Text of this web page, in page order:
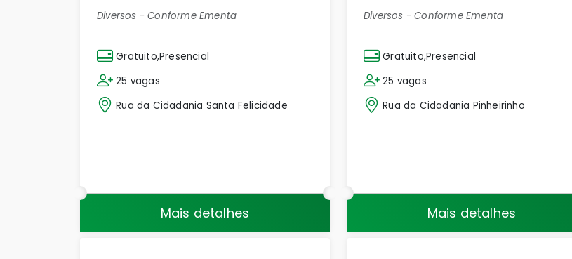
Diversos - Conforme Ementa
Gratuito,Presencial
25 vagas
Rua da Cidadania Santa Felicidade
Mais detalhes
Diversos - Conforme Ementa
Gratuito,Presencial
25 vagas
Rua da Cidadania Pinheirinho
Mais detalhes